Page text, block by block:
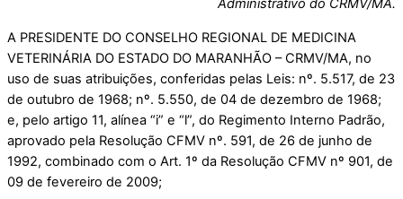
Administrativo do CRMV/MA.
A PRESIDENTE DO CONSELHO REGIONAL DE MEDICINA
VETERINÁRIA DO ESTADO DO MARANHÃO – CRMV/MA, no
uso de suas atribuições, conferidas pelas Leis: nº. 5.517, de 23
de outubro de 1968; nº. 5.550, de 04 de dezembro de 1968;
e, pelo artigo 11, alínea “i” e “l”, do Regimento Interno Padrão,
aprovado pela Resolução CFMV nº. 591, de 26 de junho de
1992, combinado com o Art. 1º da Resolução CFMV nº 901, de
09 de fevereiro de 2009;